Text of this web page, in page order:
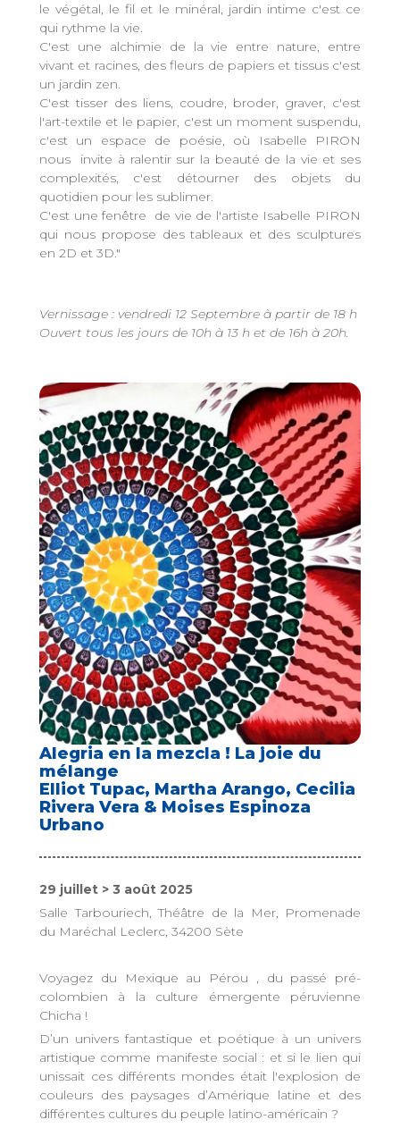
le végétal, le fil et le minéral, jardin intime c'est ce
qui rythme la vie.
C'est une alchimie de la vie entre nature, entre
vivant et racines, des fleurs de papiers et tissus c'est
un jardin zen.
C'est tisser des liens, coudre, broder, graver, c'est
l'art-textile et le papier, c'est un moment suspendu,
c'est un espace de poésie, où Isabelle PIRON
nous invite à ralentir sur la beauté de la vie et ses
complexités, c'est détourner des objets du
quotidien pour les sublimer.
C'est une fenêtre de vie de l'artiste Isabelle PIRON
qui nous propose des tableaux et des sculptures
en 2D et 3D."
Vernissage : vendredi 12 Septembre à partir de 18 h
Ouvert tous les jours de 10h à 13 h et de 16h à 20h.
Alegria en la mezcla ! La joie du
mélange
Elliot Tupac, Martha Arango, Cecilia
Rivera Vera & Moises Espinoza
Urbano
29 juillet > 3 août 2025
Salle Tarbouriech, Théâtre de la Mer, Promenade
du Maréchal Leclerc, 34200 Sète
Voyagez du Mexique au Pérou , du passé pré-
colombien à la culture émergente péruvienne
Chicha !
D’un univers fantastique et poétique à un univers
artistique comme manifeste social : et si le lien qui
unissait ces différents mondes était l'explosion de
couleurs des paysages d’Amérique latine et des
différentes cultures du peuple latino-américain ?